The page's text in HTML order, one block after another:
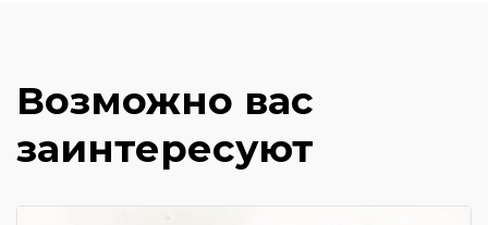
Возможно вас
заинтересуют